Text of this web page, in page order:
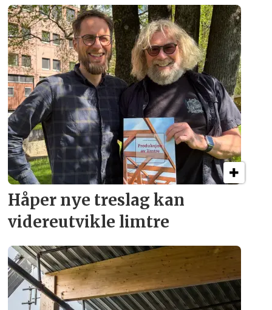
Håper nye treslag kan
videreutvikle limtre